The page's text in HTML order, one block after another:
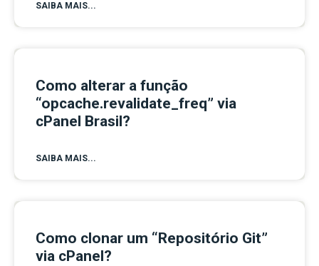
SAIBA MAIS...
Como alterar a função
“opcache.revalidate_freq” via
cPanel Brasil?
SAIBA MAIS...
Como clonar um “Repositório Git”
via cPanel?